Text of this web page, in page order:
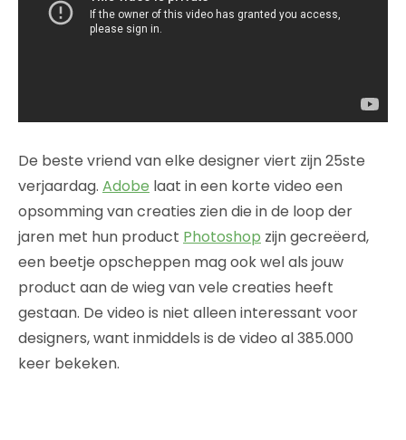
De beste vriend van elke designer viert zijn 25ste
verjaardag. Adobe laat in een korte video een
opsomming van creaties zien die in de loop der
jaren met hun product Photoshop zijn gecreëerd,
een beetje opscheppen mag ook wel als jouw
product aan de wieg van vele creaties heeft
gestaan. De video is niet alleen interessant voor
designers, want inmiddels is de video al 385.000
keer bekeken.